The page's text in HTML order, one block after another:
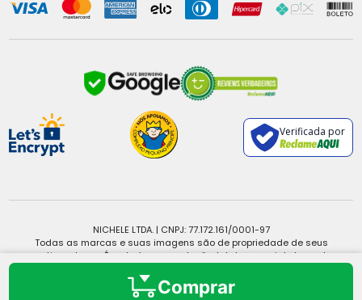
Comprar
Verificada por
NICHELE LTDA. | CNPJ: 77.172.161/0001-97
Todas as marcas e suas imagens são de propriedade de seus
respectivos donos. É vedada a reprodução, total ou parcial, de qualquer
Copyright © 2025 - Todos os direitos reservados.